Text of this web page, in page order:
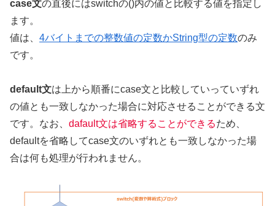
case文の直後にはswitchの()内の値と比較する値を指定し
ます。
値は、 4バイトまでの整数値の定数かString型の定数のみ
です。
default文は上から順番にcase文と比較していっていずれ
の値とも一致しなかった場合に対応させることができる文
です。なお、 dafault文は省略することができるため、
defaultを省略してcase文のいずれとも一致しなかった場
合は何も処理が行われません。